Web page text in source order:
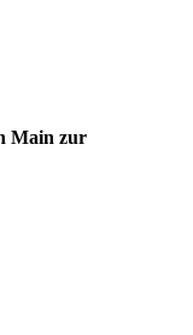
Main zur